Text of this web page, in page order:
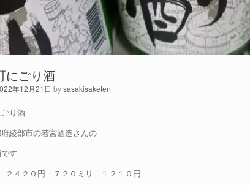
にごり酒
年12月21日 bysasakisaketen
り酒
綾部市の若宮酒造さんの
す
２４２０円 ７２０ミリ １２１０円